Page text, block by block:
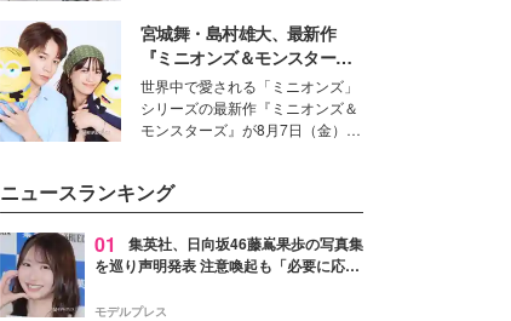
取締役兼クリエイティブディレク
ター・茅野しのぶ。一人ひとりの
個性に寄り添い、魅力を引き出す
衣装作りは、多くの女性たちに勇
気と自信を与え続けている。
宮城舞・島村雄大、最新作
『ミニオンズ＆モンスター
ズ』の魅力熱弁 ハチャメチャ
だけじゃない“友情と絆”に感
動
世界中で愛される「ミニオンズ」
シリーズの最新作『ミニオンズ＆
モンスターズ』が8月7日（金）に
デルの宮城舞と島村雄大の特別対
談をお届け！それぞれの視点か
ら、今作ならではの魅力や予想外
の感動をもたらす奥深いストーリ
た。
ニュースランキング
01
集英社、日向坂46藤嶌果歩の写真集
を巡り声明発表 注意喚起も「必要に応じ
モデルプレス